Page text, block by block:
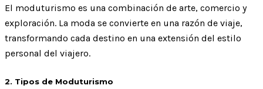
El moduturismo es una combinación de arte, comercio y
exploración. La moda se convierte en una razón de viaje,
transformando cada destino en una extensión del estilo
personal del viajero.
2. Tipos de Moduturismo